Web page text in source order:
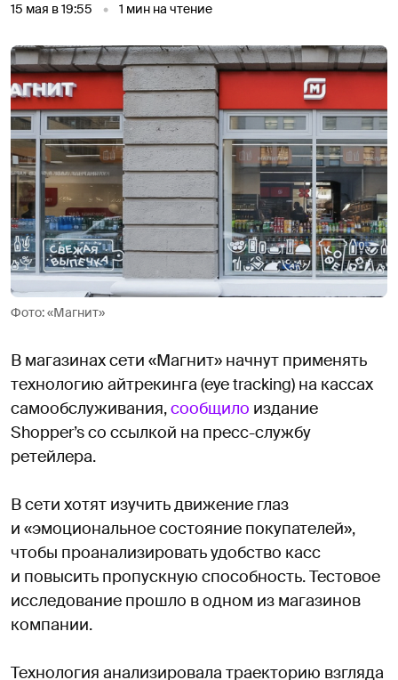
15 мая в 19:55
1 мин на чтение
Фото: «Магнит»
В магазинах сети «Магнит» начнут применять
технологию айтрекинга (eye tracking) на кассах
самообслуживания,сообщило издание
Shopper’s со ссылкой на пресс-службу
ретейлера.
В сети хотят изучить движение глаз
и «эмоциональное состояние покупателей»,
чтобы проанализировать удобство касс
и повысить пропускную способность. Тестовое
исследование прошло в одном из магазинов
компании.
Технология анализировала траекторию взгляда